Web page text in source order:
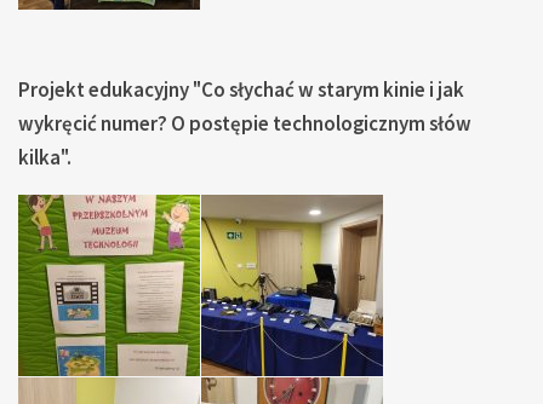
Projekt edukacyjny "Co słychać w starym kinie i jak
wykręcić numer? O postępie technologicznym słów
kilka".